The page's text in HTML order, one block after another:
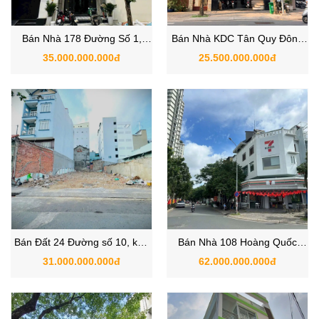
Bán Nhà 178 Đường Số 1,
Phường Tân Mỹ, Quận 7
35.000.000.000đ
Bán Nhà KDC Tân Quy Đông
Quận 7 – 130 Đường 40, Gần
25.500.000.000đ
Bán Đất 24 Đường số 10, khu
Lý Phục Man, Phường Bình
31.000.000.000đ
Bán Nhà 108 Hoàng Quốc
Việt, Phường Phú Mỹ, Quận 7,
62.000.000.000đ